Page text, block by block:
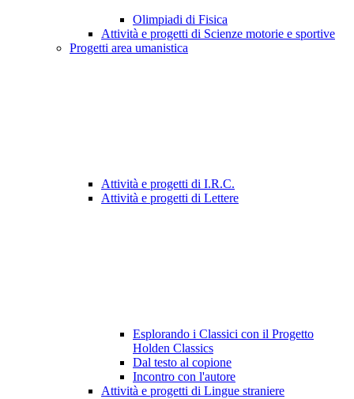
Olimpiadi di Fisica
Attività e progetti di Scienze motorie e sportive
Progetti area umanistica
Attività e progetti di I.R.C.
Attività e progetti di Lettere
Esplorando i Classici con il Progetto
Holden Classics
Dal testo al copione
Incontro con l'autore
Attività e progetti di Lingue straniere